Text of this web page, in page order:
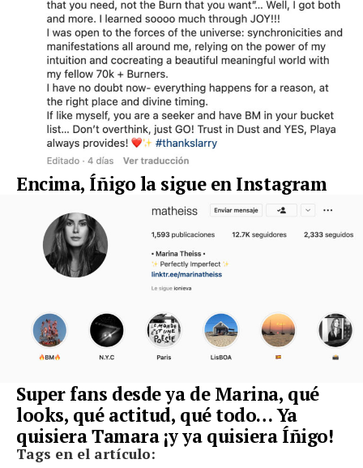
Encima, Íñigo la sigue en Instagram
Super fans desde ya de Marina, qué
looks, qué actitud, qué todo… Ya
quisiera Tamara ¡y ya quisiera Íñigo!
Tags en el artículo: